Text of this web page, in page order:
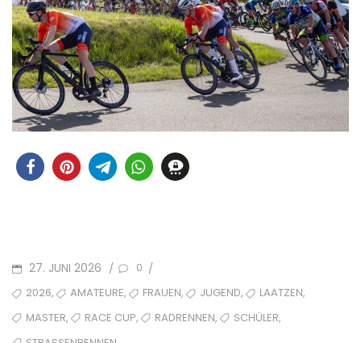
POSTED
ON
27. JUNI 2026 / 0 /
TAGS2026, AMATEURE, FRAUEN, JUGEND, LAATZEN,
MASTER, RACE CUP, RADRENNEN, SCHÜLER,